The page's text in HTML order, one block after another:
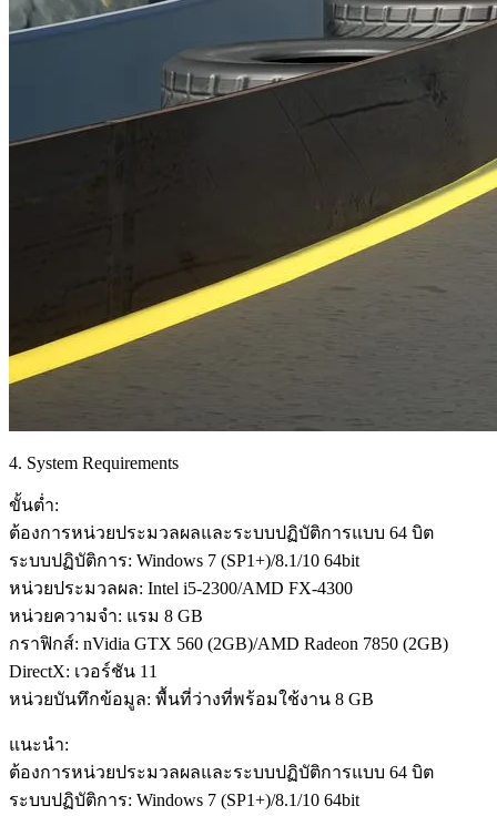
4. System Requirements
ขั้นต่ำ:
ต้องการหน่วยประมวลผลและระบบปฏิบัติการแบบ 64 บิต
ระบบปฏิบัติการ: Windows 7 (SP1+)/8.1/10 64bit
หน่วยประมวลผล: Intel i5-2300/AMD FX-4300
หน่วยความจำ: แรม 8 GB
กราฟิกส์: nVidia GTX 560 (2GB)/AMD Radeon 7850 (2GB)
DirectX: เวอร์ชัน 11
หน่วยบันทึกข้อมูล: พื้นที่ว่างที่พร้อมใช้งาน 8 GB
แนะนำ:
ต้องการหน่วยประมวลผลและระบบปฏิบัติการแบบ 64 บิต
ระบบปฏิบัติการ: Windows 7 (SP1+)/8.1/10 64bit